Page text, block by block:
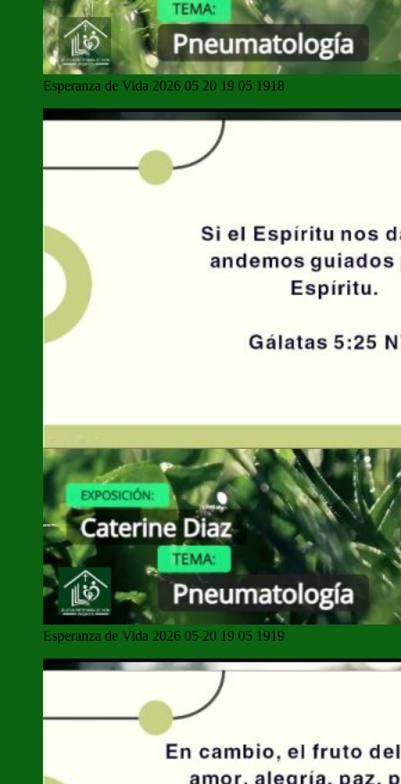
Esperanza de Vida 2026 05 20 19 05 1918
Esperanza de Vida 2026 05 20 19 05 1919